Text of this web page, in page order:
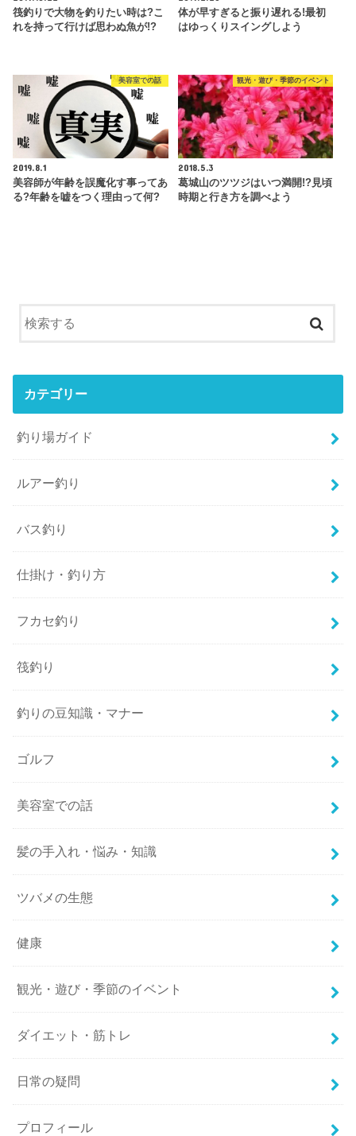
筏釣りで大物を釣りたい時は?こ
れを持って行けば思わぬ魚が!?
体が早すぎると振り遅れる!最初
はゆっくりスイングしよう
美容室での話
2019.8.1
美容師が年齢を誤魔化す事ってあ
る?年齢を嘘をつく理由って何?
観光・遊び・季節のイベント
2018.5.3
葛城山のツツジはいつ満開!?見頃
時期と行き方を調べよう
カテゴリー
釣り場ガイド
ルアー釣り
バス釣り
仕掛け・釣り方
フカセ釣り
筏釣り
釣りの豆知識・マナー
ゴルフ
美容室での話
髪の手入れ・悩み・知識
ツバメの生態
健康
観光・遊び・季節のイベント
ダイエット・筋トレ
日常の疑問
プロフィール